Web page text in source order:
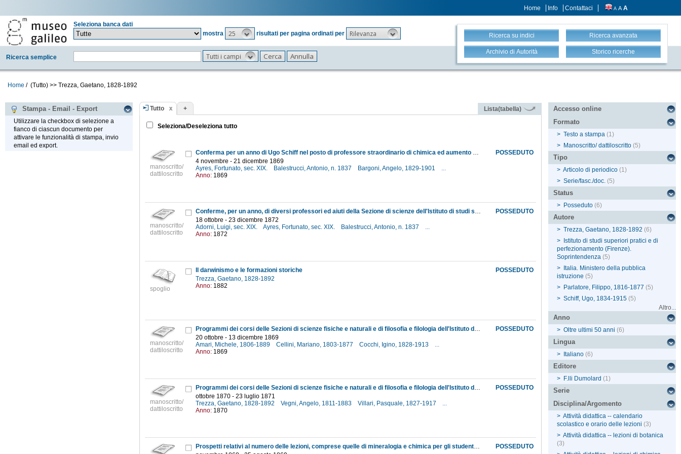
Home Info Contattaci A A A
Seleziona banca dati
mostra
25 risultati per pagina ordinati per Rilevanza
Ricerca semplice Tutti i campi
Ricerca su indici Ricerca avanzata
Archivio di Autorità Storico ricerche
Home / (Tutto) >> Trezza, Gaetano, 1828-1892
Stampa - Email - Export
Utilizzare la checkbox di selezione a
fianco di ciascun documento per
attivare le funzionalità di stampa, invio
email ed export.
Tutto + Lista(tabella)
Seleziona/Deseleziona tutto
manoscritto/
dattiloscritto
POSSEDUTO
Conferma per un anno di Ugo Schiff nel posto di professore straordinario di chimica ed aumento della sua retribuzione, in attesa del suo passaggio all'ordinariato
4 novembre - 21 dicembre 1869
Ayres, Fortunato, sec. XIX.
Balestrucci, Antonio, n. 1837 Bargoni, Angelo, 1829-1901
...
Anno: 1869
manoscritto/
dattiloscritto
POSSEDUTO
Conferme, per un anno, di diversi professori ed aiuti della Sezione di scienze dell'Istituto di studi superiori. Rammarico di Ugo Schiff per non essere stato ancora nominato professore ordinario
18 ottobre - 23 dicembre 1872
Adorni, Luigi, sec. XIX.
Ayres, Fortunato, sec. XIX. Balestrucci, Antonio, n. 1837
...
Anno: 1872
spoglio
POSSEDUTO
Il darwinismo e le formazioni storiche
Trezza, Gaetano, 1828-1892
Anno: 1882
manoscritto/
dattiloscritto
POSSEDUTO
Programmi dei corsi delle Sezioni di scienze fisiche e naturali e di filosofia e filologia dell'Istituto di studi superiori per l'anno accademico 1869-1870
20 ottobre - 13 dicembre 1869
Amari, Michele, 1806-1889
Cellini, Mariano, 1803-1877 Cocchi, Igino, 1828-1913
...
Anno: 1869
manoscritto/
dattiloscritto
POSSEDUTO
Programmi dei corsi delle Sezioni di scienze fisiche e naturali e di filosofia e filologia dell'Istituto di studi superiori per l'anno accademico 1870-1871. Prospetti delle assenze dei professori e delle lezioni tenute per ogni singola disciplina della Sezione di scienze durante l'anno accademico suddetto
ottobre 1870 - 23 luglio 1871
Trezza, Gaetano, 1828-1892
Vegni, Angelo, 1811-1883 Villari, Pasquale, 1827-1917
...
Anno: 1870
POSSEDUTO
Prospetti relativi al numero delle lezioni, comprese quelle di mineralogia e chimica per gli studenti di farmacia, date nel Museo nell'anno accademico 1868-1869, ed al numero dei frequentanti, nonché alle assenze dei professori; programmi dei corsi e delle conferenze di divulgazione scientifica tenute nel Museo e programma dei corsi della Sezione di filosofia e filologia dell'Istituto di studi superiori
Accesso online
Formato
> Testo a stampa (1)
> Manoscritto/ dattiloscritto (5)
Tipo
> Articolo di periodico (1)
> Serie/fasc./doc. (5)
Status
> Posseduto (6)
Autore
> Trezza, Gaetano, 1828-1892 (6)
>
Istituto di studi superiori pratici e di
perfezionamento (Firenze).
Soprintendenza (5)
>
Italia. Ministero della pubblica
istruzione (5)
> Parlatore, Filippo, 1816-1877 (5)
> Schiff, Ugo, 1834-1915 (5)
Altro...
Anno
> Oltre ultimi 50 anni (6)
Lingua
> Italiano (6)
Editore
> F.lli Dumolard (1)
Serie
Disciplina/Argomento
> Attività didattica -- calendario
scolastico e orario delle lezioni (3)
> Attività didattica -- lezioni di botanica
(3)